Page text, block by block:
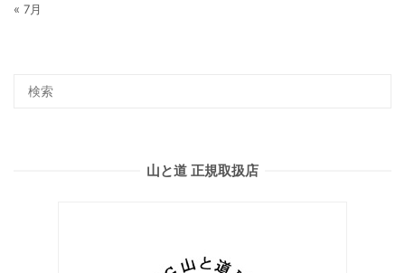
« 7月
山と道 正規取扱店